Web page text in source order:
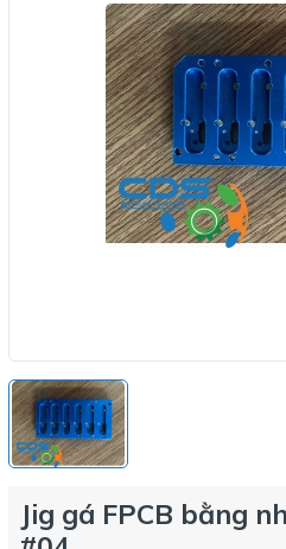
Jig gá FPCB bằng